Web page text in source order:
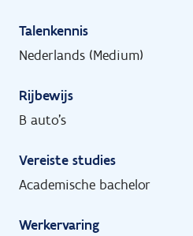
Talenkennis
Nederlands (Medium)
Rijbewijs
B auto's
Vereiste studies
Academische bachelor
Werkervaring